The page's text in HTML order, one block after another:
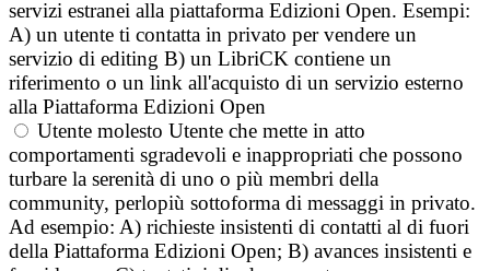
servizi estranei alla piattaforma Edizioni Open. Esempi:
A) un utente ti contatta in privato per vendere un
servizio di editing B) un LibriCK contiene un
riferimento o un link all'acquisto di un servizio esterno
alla Piattaforma Edizioni Open
Utente molesto Utente che mette in atto
comportamenti sgradevoli e inappropriati che possono
turbare la serenità di uno o più membri della
community, perlopiù sottoforma di messaggi in privato.
Ad esempio: A) richieste insistenti di contatti al di fuori
della Piattaforma Edizioni Open; B) avances insistenti e